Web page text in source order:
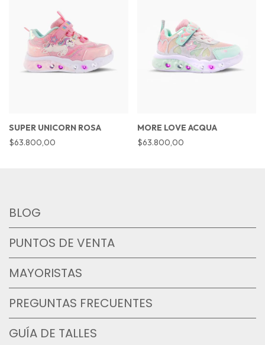
SUPER UNICORN ROSA
$63.800,00
MORE LOVE ACQUA
$63.800,00
BLOG
PUNTOS DE VENTA
MAYORISTAS
PREGUNTAS FRECUENTES
GUÍA DE TALLES